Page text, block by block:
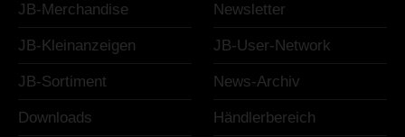
JB-Merchandise Newsletter
JB-Kleinanzeigen JB-User-Network
JB-Sortiment News-Archiv
Downloads Händlerbereich